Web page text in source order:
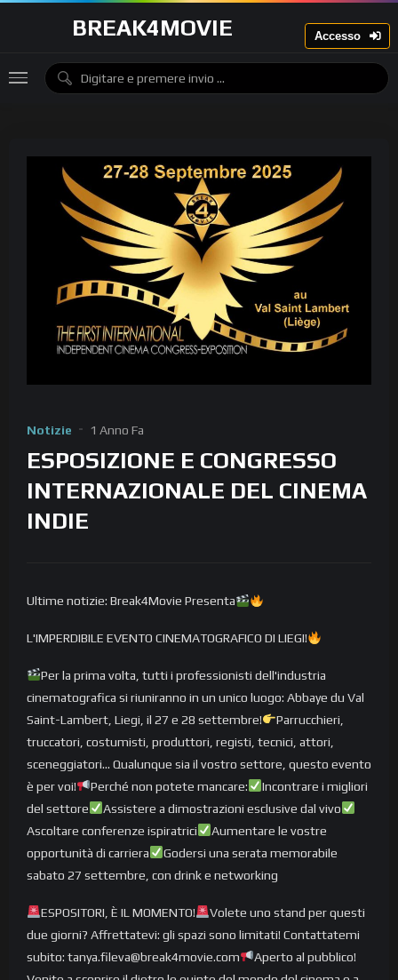
BREAK4MOVIE Accesso
Notizie 1 Anno Fa
ESPOSIZIONE E CONGRESSO
INTERNAZIONALE DEL CINEMA
INDIE
Ultime notizie: Break4Movie Presenta
L'IMPERDIBILE EVENTO CINEMATOGRAFICO DI LIEGI!
Per la prima volta, tutti i professionisti dell'industria
cinematografica si riuniranno in un unico luogo: Abbaye du Val
Saint-Lambert, Liegi, il 27 e 28 settembre!
Parrucchieri,
truccatori, costumisti, produttori, registi, tecnici, attori,
sceneggiatori... Qualunque sia il vostro settore, questo evento
è per voi!
Perché non potete mancare:
Incontrare i migliori
del settore
Assistere a dimostrazioni esclusive dal vivo
Ascoltare conferenze ispiratrici
Aumentare le vostre
opportunità di carriera
Godersi una serata memorabile
sabato 27 settembre, con drink e networking
ESPOSITORI, È IL MOMENTO!
Volete uno stand per questi
due giorni? Affrettatevi: gli spazi sono limitati! Contattatemi
subito: tanya.fileva@break4movie.com
Aperto al pubblico!